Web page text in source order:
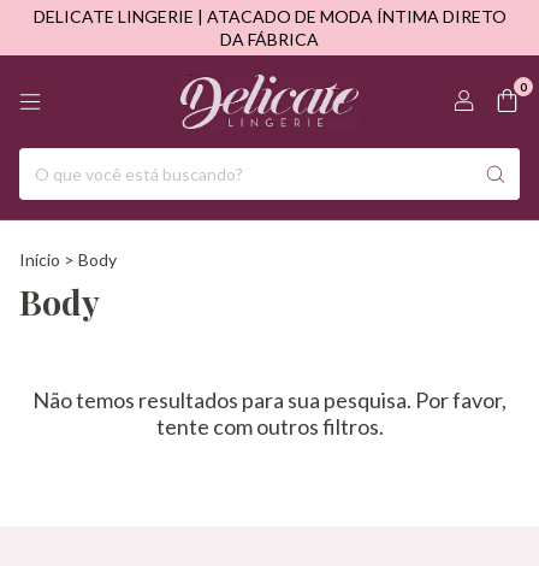
DELICATE LINGERIE | ATACADO DE MODA ÍNTIMA DIRETO
DA FÁBRICA
0
Início > Body
Body
Não temos resultados para sua pesquisa. Por favor,
tente com outros filtros.